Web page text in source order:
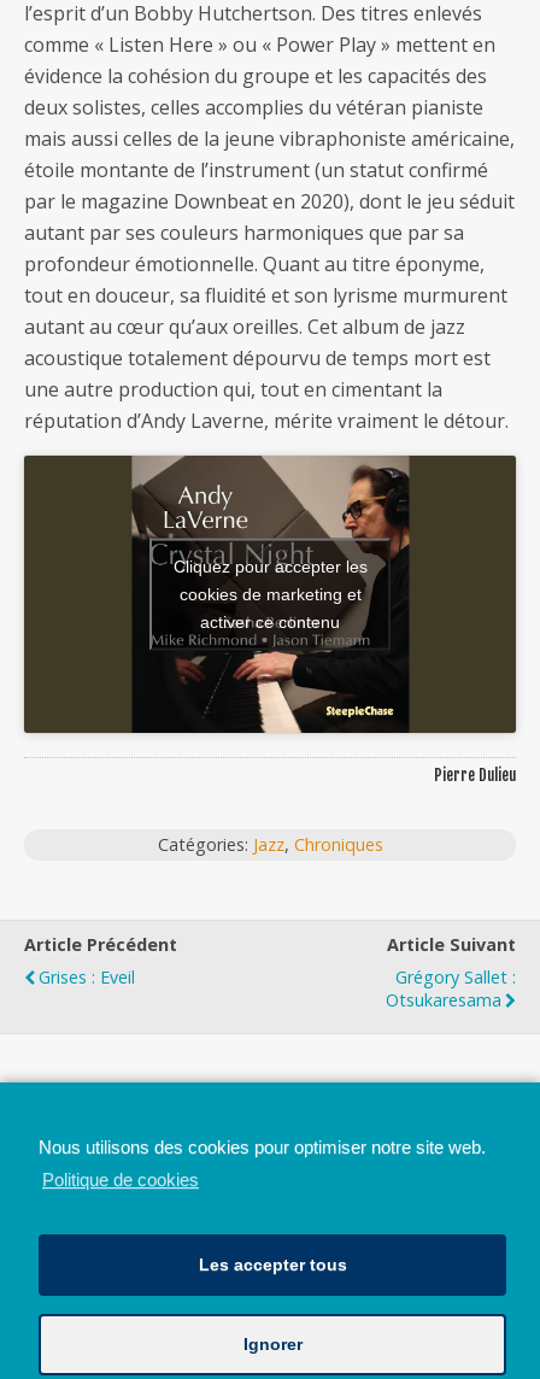
l’esprit d’un Bobby Hutchertson. Des titres enlevés
comme « Listen Here » ou « Power Play » mettent en
évidence la cohésion du groupe et les capacités des
deux solistes, celles accomplies du vétéran pianiste
mais aussi celles de la jeune vibraphoniste américaine,
étoile montante de l’instrument (un statut confirmé
par le magazine Downbeat en 2020), dont le jeu séduit
autant par ses couleurs harmoniques que par sa
profondeur émotionnelle. Quant au titre éponyme,
tout en douceur, sa fluidité et son lyrisme murmurent
autant au cœur qu’aux oreilles. Cet album de jazz
acoustique totalement dépourvu de temps mort est
une autre production qui, tout en cimentant la
réputation d’Andy Laverne, mérite vraiment le détour.
Cliquez pour accepter les
cookies de marketing et
activer ce contenu
Pierre Dulieu
Catégories: Jazz, Chroniques
Article Précédent
Grises : Eveil
Article Suivant
Grégory Sallet :
Otsukaresama
Avec le soutien de la Province de Liège
Nous utilisons des cookies pour optimiser notre site web.
Politique de cookies
Les accepter tous
Ignorer